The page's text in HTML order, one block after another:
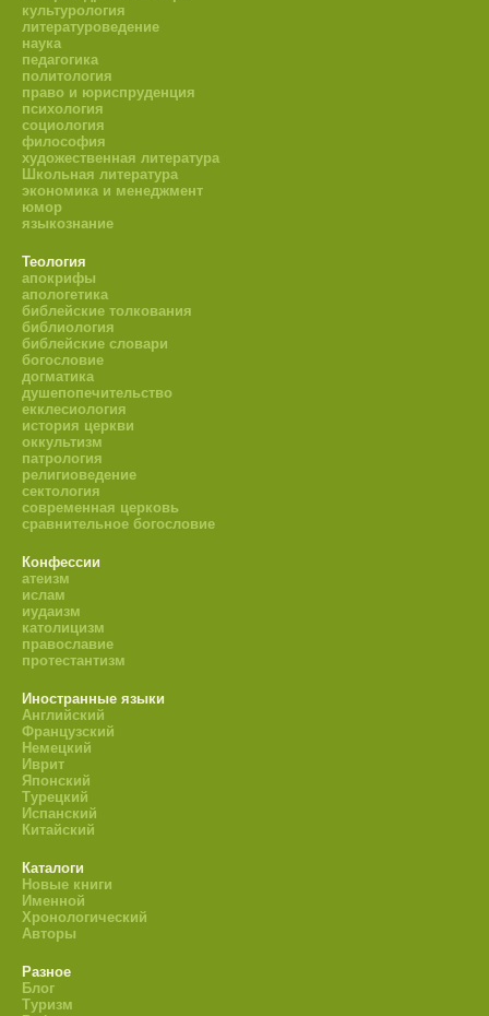
культурология
литературоведение
наука
педагогика
политология
право и юриспруденция
психология
социология
философия
художественная литература
Школьная литература
экономика и менеджмент
юмор
языкознание
Теология
апокрифы
апологетика
библейские толкования
библиология
библейские словари
богословие
догматика
душепопечительство
екклесиология
история церкви
оккультизм
патрология
религиоведение
сектология
современная церковь
сравнительное богословие
Конфессии
атеизм
ислам
иудаизм
католицизм
православие
протестантизм
Иностранные языки
Английский
Французский
Немецкий
Иврит
Японский
Турецкий
Испанский
Китайский
Каталоги
Новые книги
Именной
Хронологический
Авторы
Разное
Блог
Туризм